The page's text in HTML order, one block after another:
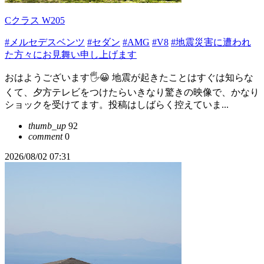
Cクラス W205
#メルセデスベンツ #セダン #AMG #V8 #地震災害に遭われ
た方々にお見舞い申し上げます
おはようございます🖐😀 地震が起きたことはすぐは知らな
くて、夕方テレビをつけたらいきなり驚きの映像で、かなり
ショックを受けてます。投稿はしばらく控えていま...
thumb_up 92
comment0
2026/08/02 07:31